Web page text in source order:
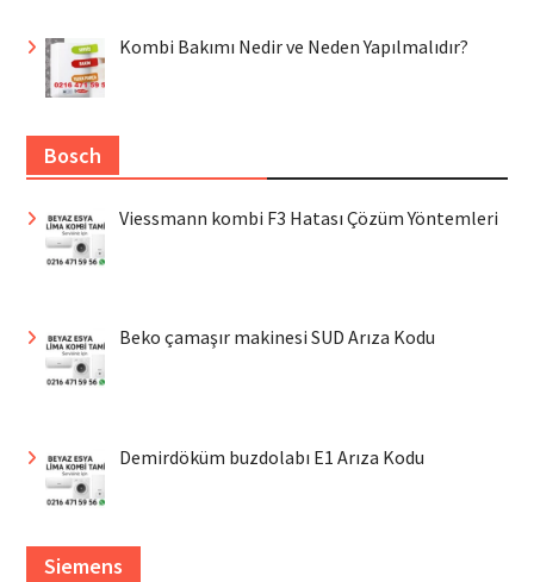
Kombi Bakımı Nedir ve Neden Yapılmalıdır?
Bosch
Viessmann kombi F3 Hatası Çözüm Yöntemleri
Beko çamaşır makinesi SUD Arıza Kodu
Demirdöküm buzdolabı E1 Arıza Kodu
Siemens